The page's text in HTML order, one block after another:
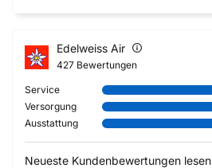
Edelweiss Air
427 Bewertungen
Service
Versorgung
Ausstattung
Neueste Kundenbewertungen lesen